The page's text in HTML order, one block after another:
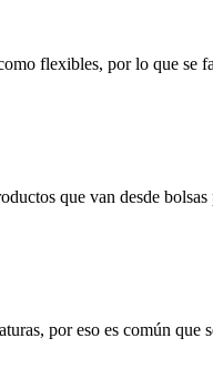
flexibles, por lo que
que van desde
por eso es común